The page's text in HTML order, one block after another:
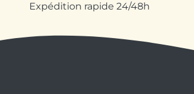
Expédition rapide 24/48h